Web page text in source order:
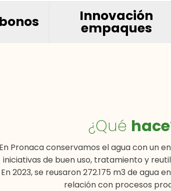
Innovación
empaques
¿Qué
En Pronaca conservamos el agua con un
iniciativas de buen uso, tratamiento y
En 2023, se reusaron 272.175 m3 de agua
relación con procesos